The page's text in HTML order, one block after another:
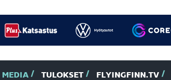
MEDIA TULOKSET FLYINGFINN.TV